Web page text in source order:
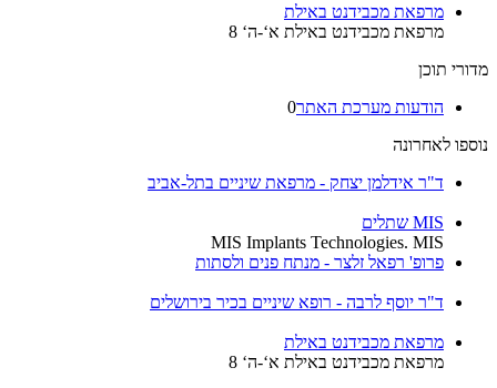
מרפאת מכבידנט באילת
מרפאת מכבידנט באילת א‘-ה‘ 8
מדורי תוכן
הודעות מערכת האתר0
נוספו לאחרונה
ד"ר אידלמן יצחק - מרפאת שיניים בתל-אביב
MIS שתלים
MIS Implants Technologies. MIS
פרופ' רפאל זלצר - מנתח פנים ולסתות
ד"ר יוסף לרבה - רופא שיניים בכיר בירושלים
מרפאת מכבידנט באילת
מרפאת מכבידנט באילת א‘-ה‘ 8